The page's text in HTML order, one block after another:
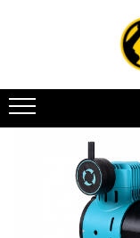
Toate Produsele
Vehicule electrice
Atv
Fără permis
Masini electrice